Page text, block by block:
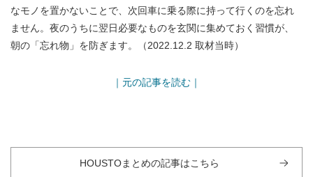
なモノを置かないことで、次回車に乗る際に持って行くのを忘れ
ません。夜のうちに翌日必要なものを玄関に集めておく習慣が、
朝の「忘れ物」を防ぎます。（2022.12.2 取材当時）
｜元の記事を読む｜
HOUSTOまとめの記事はこちら